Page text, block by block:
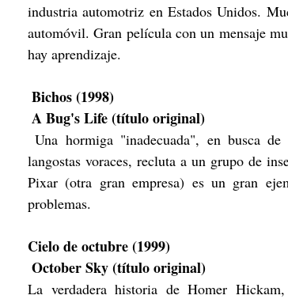
industria automotriz en Estados Unidos.
automóvil. Gran película con un mensaje
hay aprendizaje.
Bichos (1998)
A Bug's Life (título original)
Una hormiga "inadecuada", en busca de "guerreros" para salvar a su colonia de un grupo de
langostas voraces, recluta a un grupo de
Pixar (otra gran empresa) es un gran
problemas.
Cielo de octubre (1999)
October Sky (título original)
La verdadera historia de Homer